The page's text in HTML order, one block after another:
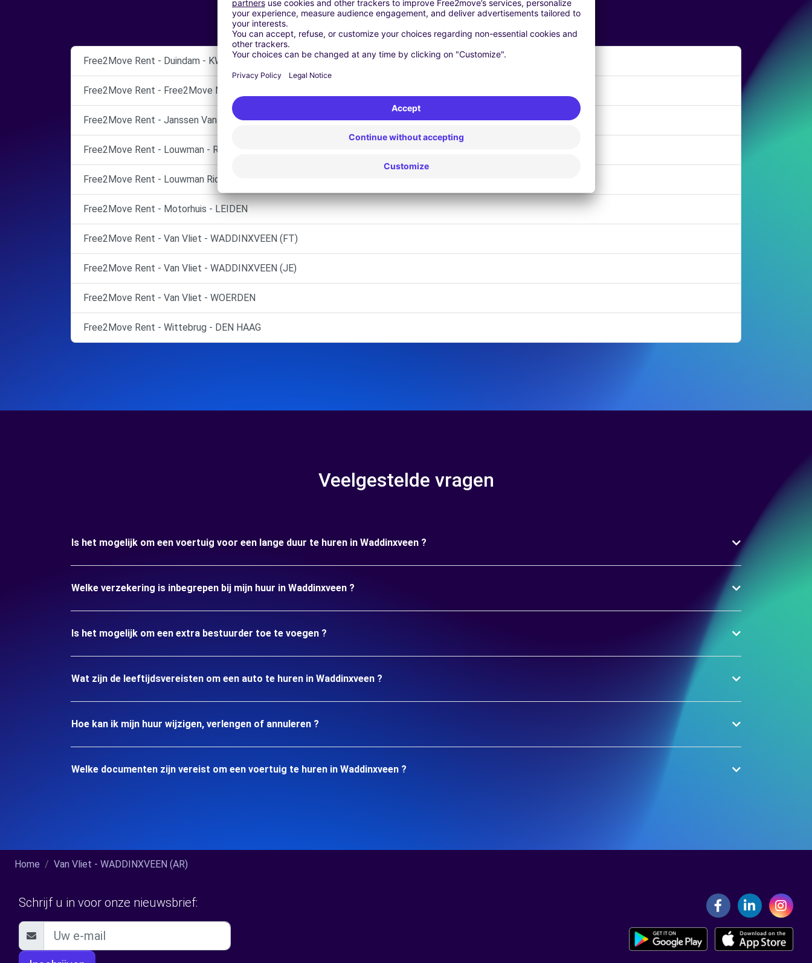
Vergelijkbare Agentschappen
Free2Move Rent - Duindam - KWINTSHEUL
Free2Move Rent - Free2Move Netherlands - TEMPLATE
Free2Move Rent - Janssen Van Kouwen - AMSTERDAM
Free2Move Rent - Louwman - RIDDERKERK
Free2Move Rent - Louwman Ridderkerk - RIDDERKERK (P)
Free2Move Rent - Motorhuis - LEIDEN
Free2Move Rent - Van Vliet - WADDINXVEEN (FT)
Free2Move Rent - Van Vliet - WADDINXVEEN (JE)
Free2Move Rent - Van Vliet - WOERDEN
Free2Move Rent - Wittebrug - DEN HAAG
Veelgestelde vragen
Is het mogelijk om een voertuig voor een lange duur te huren in Waddinxveen ?
Welke verzekering is inbegrepen bij mijn huur in Waddinxveen ?
Is het mogelijk om een extra bestuurder toe te voegen ?
Wat zijn de leeftijdsvereisten om een auto te huren in Waddinxveen ?
Hoe kan ik mijn huur wijzigen, verlengen of annuleren ?
Welke documenten zijn vereist om een voertuig te huren in Waddinxveen ?
Home Van Vliet - WADDINXVEEN (AR)
Schrijf u in voor onze nieuwsbrief: